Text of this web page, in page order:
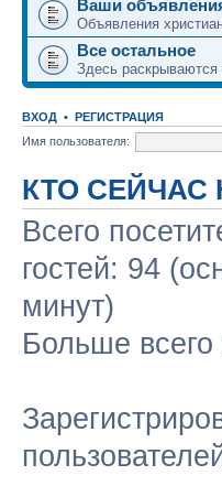
Ваши
Объявления
Все остальное
Здесь
ВХОД • РЕГИСТРАЦИЯ
Имя пользователя:
КТО СЕЙЧАС
Всего
гостей: 94
минут)
Больше всего